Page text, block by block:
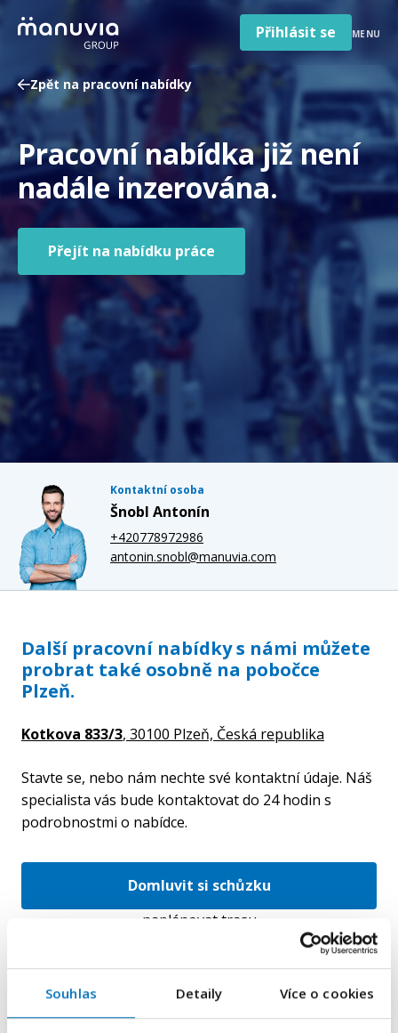
Souhlas Detaily Více o cookies
Poradna a články
Pro firmy a zaměstnavatele
O nás
Čeština
Jazyk
Česká republika
Země
/
Přihlásit se MENU
Zpět na pracovní nabídky
Pracovní nabídka již není
nadále inzerována.
Přejít na nabídku práce
Kontaktní osoba
Šnobl Antonín
+420778972986
antonin.snobl@manuvia.com
Další pracovní nabídky s námi můžete
probrat také osobně na pobočce
Plzeň.
Kotkova 833/3, 30100 Plzeň, Česká republika
Stavte se, nebo nám nechte své kontaktní údaje. Náš
specialista vás bude kontaktovat do 24 hodin s
podrobnostmi o nabídce.
Domluvit si schůzku
naplánovat trasu
E-mailová adresa